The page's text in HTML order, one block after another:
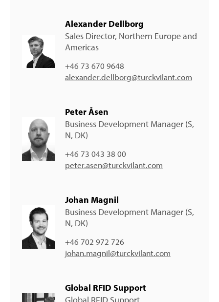
Alexander Dellborg
Sales Director, Northern Europe and
Americas
+46 73 670 9648
alexander.dellborg@turckvilant.com
Peter Åsen
Business Development Manager (S,
N, DK)
+46 73 043 38 00
peter.asen@turckvilant.com
Johan Magnil
Business Development Manager (S,
N, DK)
+46 702 972 726
johan.magnil@turckvilant.com
Global RFID Support
Global RFID Support